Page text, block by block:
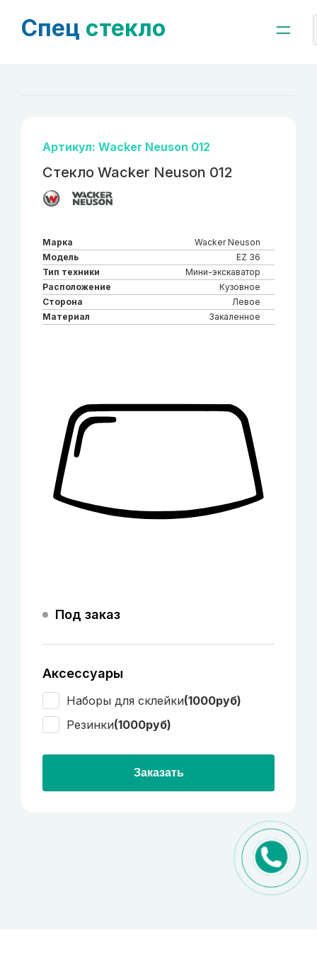
Спец стекло
Артикул: Wacker Neuson 012
Стекло Wacker Neuson 012
Марка
Wacker Neuson
Модель
EZ 36
Тип техники
Мини-экскаватор
Расположение
Кузовное
Сторона
Левое
Материал
Закаленное
Под заказ
Аксессуары
Наборы для склейки(1000руб)
Резинки(1000руб)
Заказать